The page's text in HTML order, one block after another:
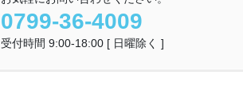
0799-36-4009
受付時間 9:00-18:00 [ 日曜除く ]